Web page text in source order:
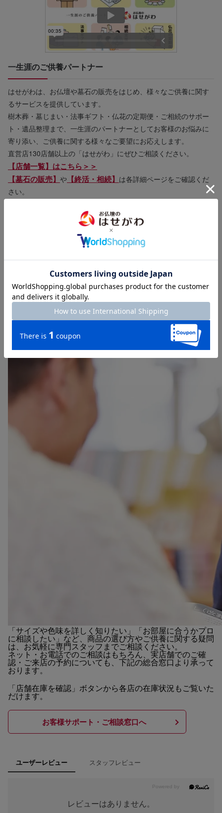
一生涯のご供養パートナー
はせがわは、お仏壇や墓石の販売をはじめ、様々なご供養に関す
るサービスを提供しています。
樹木葬・墓じまい・法事ギフト・仏花の定期便・ご相続のサポー
ト・遺品整理まで、一生涯のパートナーとしてお客様のお悩みに
寄り添い、ご供養に関する様々なご要望にお応えします。
直営店130店舗以上の「はせがわ」にぜひご相談ください。
【店舗一覧】はこちら＞＞
【墓石の販売】 や 【終活・相続】 は各詳細ページをご確認くだ
さい。
商品についてのご相談・お問い合わせ
「サイズや色味を詳しく知りたい」「お部屋に合うかプロ
に相談したい」など、商品の選び方やご供養に関する疑問
は、お気軽に専門スタッフまでご相談ください。
ネット・お電話でのご相談はもちろん、実店舗でのご確
認・ご来店の予約についても、下記の総合窓口より承って
おります。
「店舗在庫を確認」ボタンから各店の在庫状況もご覧いた
だけます。
お客様サポート・ご相談窓口へ
ユーザーレビュー スタッフレビュー
レビューはありません。